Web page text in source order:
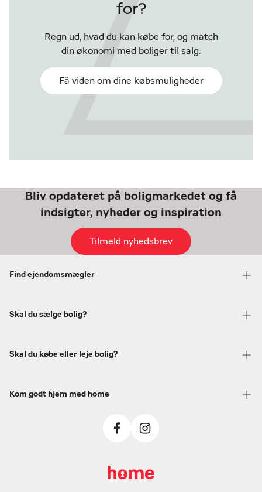
for?
Regn ud, hvad du kan købe for, og match
din økonomi med boliger til salg.
Få viden om dine købsmuligheder
Bliv opdateret på boligmarkedet og få
indsigter, nyheder og inspiration
Tilmeld nyhedsbrev
Find ejendomsmægler
Skal du sælge bolig?
Skal du købe eller leje bolig?
Kom godt hjem med home